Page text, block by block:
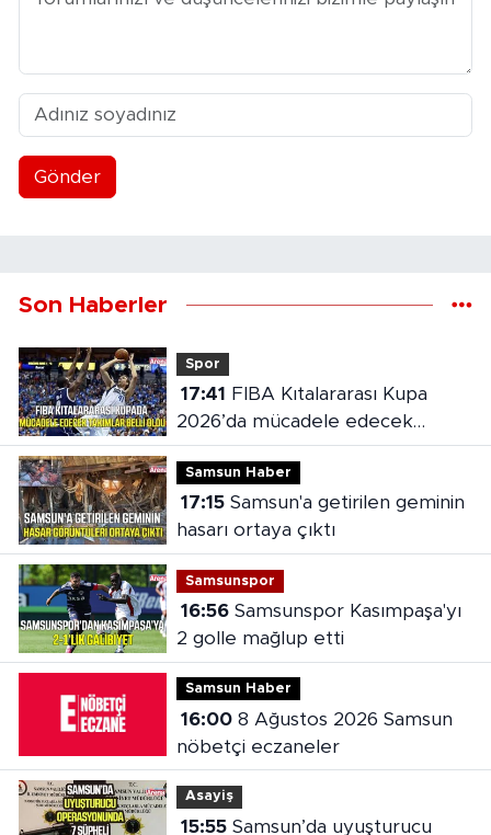
Gönder
Son Haberler
Spor
17:41
2026’da mücadele edecek
takımlar belli oldu
Samsun Haber
17:15Samsun'a getirilen geminin
hasarı ortaya çıktı
Samsunspor
16:56Samsunspor Kasımpaşa'yı
2 golle mağlup etti
Samsun Haber
16:008 Ağustos 2026 Samsun
nöbetçi eczaneler
Asayiş
15:55Samsun’da uyuşturucu